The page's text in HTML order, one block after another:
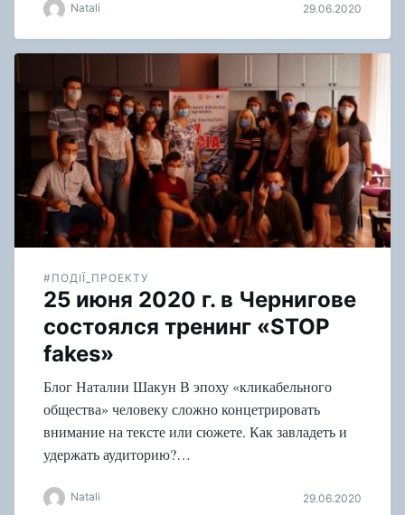
Natali 29.06.2020
#ПОДІЇ_ПРОЕКТУ
25 июня 2020 г. в Чернигове
состоялся тренинг «STOP
fakes»
Блог Наталии Шакун В эпоху «кликабельного
общества» человеку сложно концетрировать
внимание на тексте или сюжете. Как завладеть и
удержать аудиторию?…
Natali 29.06.2020